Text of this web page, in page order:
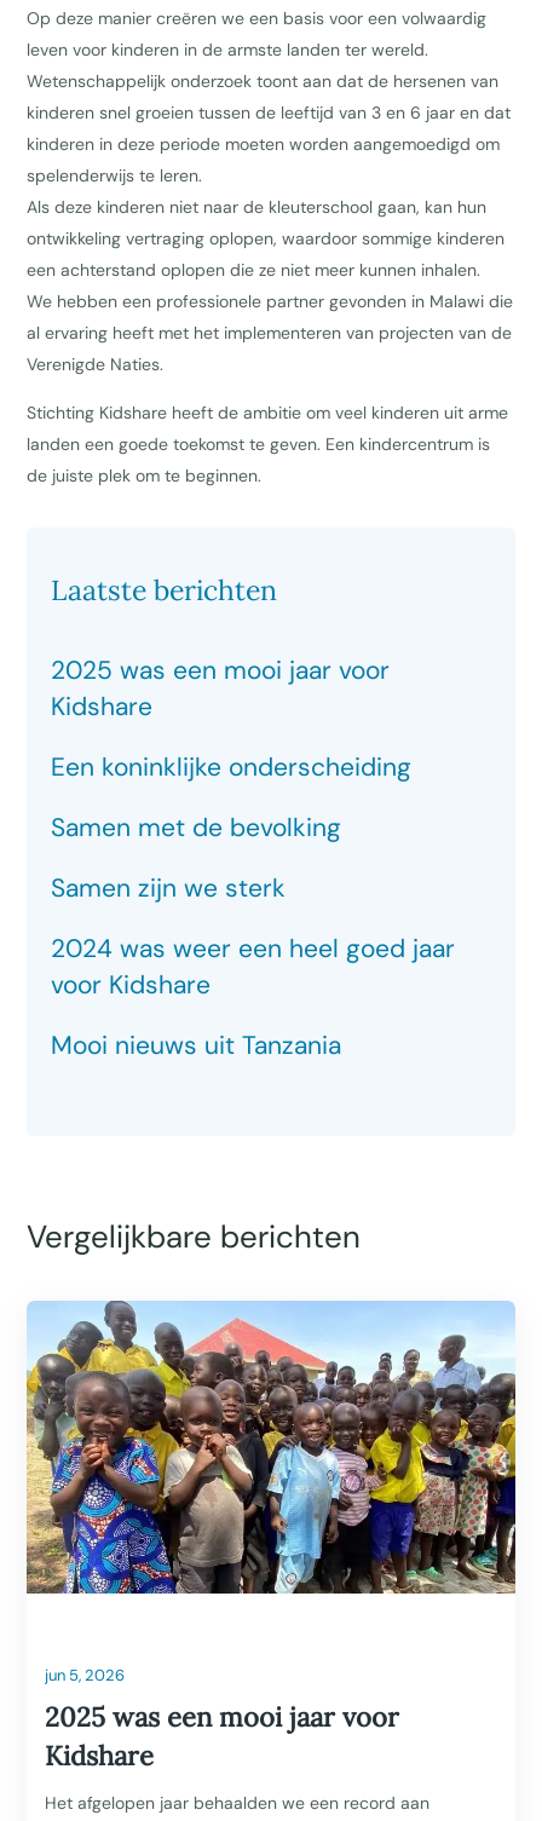
Op deze manier creëren we een basis voor een volwaardig
leven voor kinderen in de armste landen ter wereld.
Wetenschappelijk onderzoek toont aan dat de hersenen van
kinderen snel groeien tussen de leeftijd van 3 en 6 jaar en dat
kinderen in deze periode moeten worden aangemoedigd om
spelenderwijs te leren.
Als deze kinderen niet naar de kleuterschool gaan, kan hun
ontwikkeling vertraging oplopen, waardoor sommige kinderen
een achterstand oplopen die ze niet meer kunnen inhalen.
We hebben een professionele partner gevonden in Malawi die
al ervaring heeft met het implementeren van projecten van de
Verenigde Naties.
Stichting Kidshare heeft de ambitie om veel kinderen uit arme
landen een goede toekomst te geven. Een kindercentrum is
de juiste plek om te beginnen.
Laatste berichten
2025 was een mooi jaar voor
Kidshare
Een koninklijke onderscheiding
Samen met de bevolking
Samen zijn we sterk
2024 was weer een heel goed jaar
voor Kidshare
Mooi nieuws uit Tanzania
Vergelijkbare berichten
jun 5, 2026
2025 was een mooi jaar voor
Kidshare
Het afgelopen jaar behaalden we een record aan